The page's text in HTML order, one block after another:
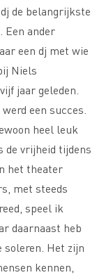
de belangrijkste
Een ander
een dj met wie
Niels
jaar geleden.
een succes.
heel leuk
de vrijheid tijdens
het theater
met steeds
speel ik
daarnaast heb
soleren. Het zijn
kennen,